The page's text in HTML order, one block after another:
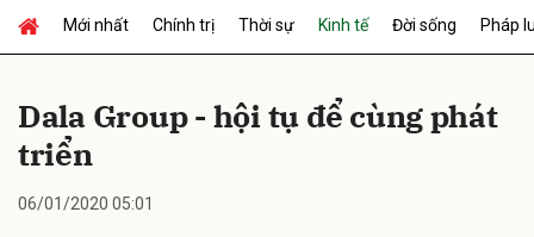
Mới nhất Chính trị Thời sự Kinh tế Đời sống Pháp
Dala Group - hội tụ để cùng phát
triển
06/01/2020 05:01